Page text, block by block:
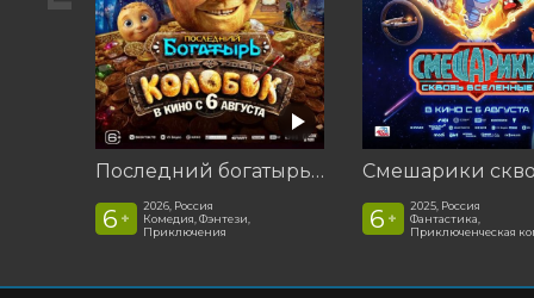
Последний богатырь. Колобок
6 +
2026, Россия
Комедия, Фэнтези,
Приключения
6 +
2025, Россия
Фантастика,
Приключенческая